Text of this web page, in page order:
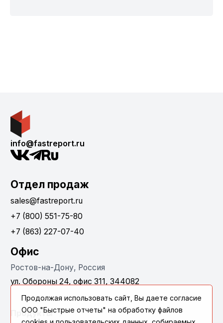
info@fastreport.ru
Отдел продаж
sales@fastreport.ru
+7 (800) 551-75-80
+7 (863) 227-07-40
Офис
Ростов-на-Дону, Россия
ул. Обороны 24, офис 311, 344082
Продукты
Продолжая использовать сайт, Вы даете согласие
ООО "Быстрые отчеты" на обработку файлов